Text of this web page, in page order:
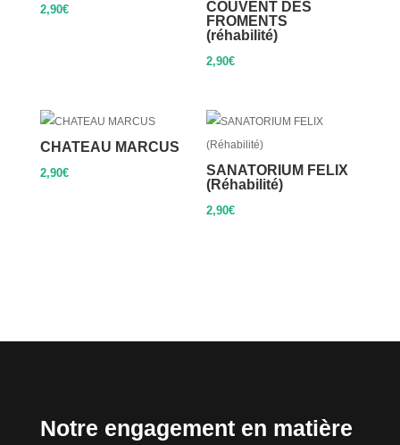
2,90€
COUVENT DES
FROMENTS
(réhabilité)
2,90€
CHATEAU MARCUS
2,90€
SANATORIUM FELIX
(Réhabilité)
2,90€
Notre engagement en matière